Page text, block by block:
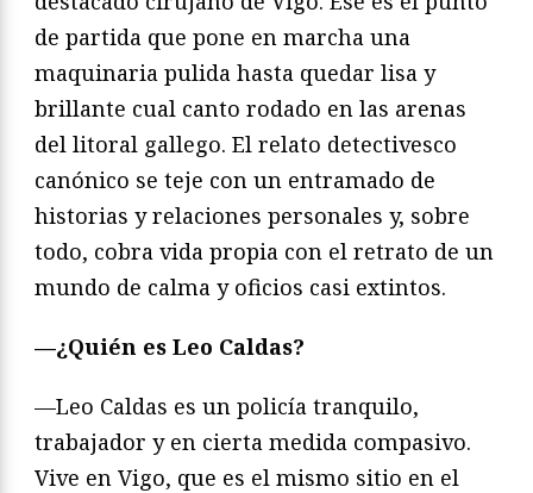
de partida que pone en marcha una
maquinaria pulida hasta quedar lisa y
brillante cual canto rodado en las arenas
del litoral gallego. El relato detectivesco
canónico se teje con un entramado de
historias y relaciones personales y, sobre
todo, cobra vida propia con el retrato de un
mundo de calma y oficios casi extintos.
—¿Quién es Leo Caldas?
—Leo Caldas es un policía tranquilo,
trabajador y en cierta medida compasivo.
Vive en Vigo, que es el mismo sitio en el